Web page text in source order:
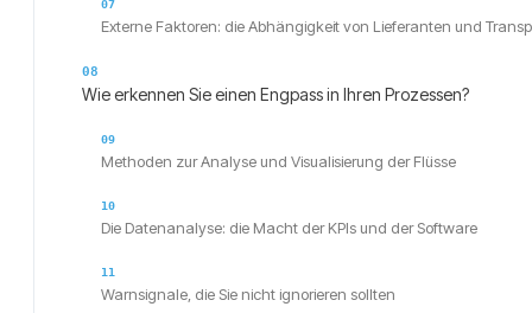
Externe Faktoren: die Abhängigkeit von Lieferanten und
Wie erkennen Sie einen Engpass in Ihren Prozessen?
Methoden zur Analyse und Visualisierung der Flüsse
Die Datenanalyse: die Macht der KPIs und der Software
Warnsignale, die Sie nicht ignorieren sollten